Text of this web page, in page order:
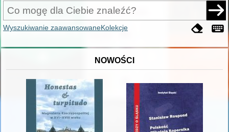
Wyszukiwanie zaawansowaneKolekcje
NOWOŚCI